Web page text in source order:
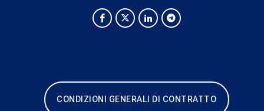
CONDIZIONI GENERALI DI CONTRATTO